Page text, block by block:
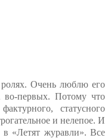
Очень люблю его
во-первых. Потому что
статусного
и нелепое. И
«Летят журавли». Все